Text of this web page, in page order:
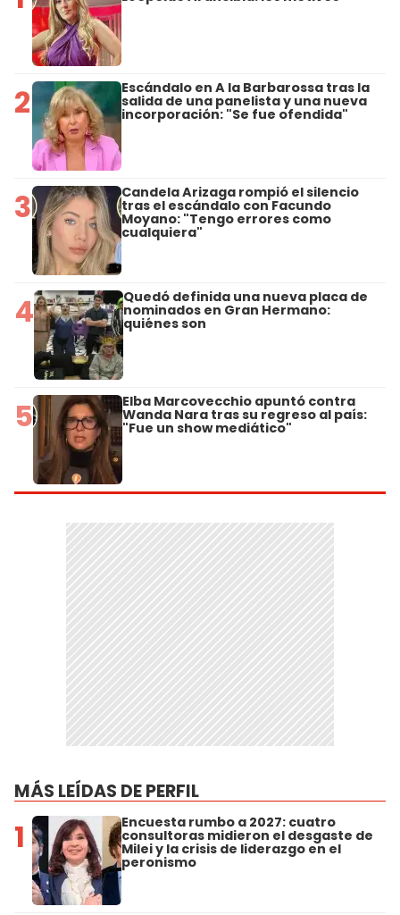
2 Escándalo en A la Barbarossa tras la
salida de una panelista y una nueva
incorporación: "Se fue ofendida"
3 Candela Arizaga rompió el silencio
tras el escándalo con Facundo
Moyano: "Tengo errores como
cualquiera"
4 Quedó definida una nueva placa de
nominados en Gran Hermano:
quiénes son
5 Elba Marcovecchio apuntó contra
Wanda Nara tras su regreso al país:
"Fue un show mediático"
MÁS LEÍDAS DE PERFIL
1 Encuesta rumbo a 2027: cuatro
consultoras midieron el desgaste de
Milei y la crisis de liderazgo en el
peronismo